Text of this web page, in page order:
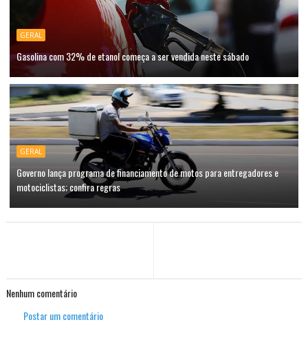
GERAL
Gasolina com 32% de etanol começa a ser vendida neste sábado
GERAL
Governo lança programa de financiamento de motos para entregadores e
motociclistas; confira regras
Nenhum comentário
Postar um comentário